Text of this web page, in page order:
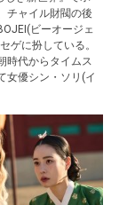
チャイル財閥の後
ビーオージェ
ゲに扮している。
時代からタイムス
女優シン・ソリ(イ